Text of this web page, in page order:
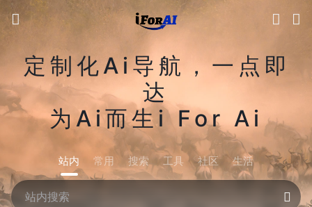
定制化Ai导航，一点即
达
为Ai而生i For Ai
站内 常用 搜索 工具 社区 生活